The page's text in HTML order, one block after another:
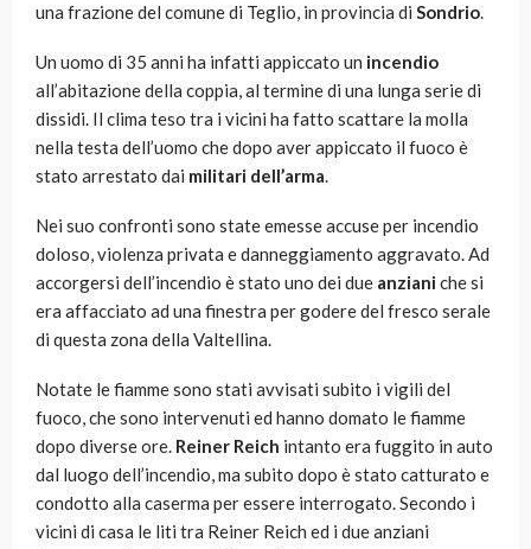
una frazione del comune di Teglio, in provincia di Sondrio.
Un uomo di 35 anni ha infatti appiccato un incendio
all’abitazione della coppia, al termine di una lunga serie di
dissidi. Il clima teso tra i vicini ha fatto scattare la molla
nella testa dell’uomo che dopo aver appiccato il fuoco è
stato arrestato dai militari dell’arma.
Nei suo confronti sono state emesse accuse per incendio
doloso, violenza privata e danneggiamento aggravato. Ad
accorgersi dell’incendio è stato uno dei due anzianiche si
era affacciato ad una finestra per godere del fresco serale
di questa zona della Valtellina.
Notate le fiamme sono stati avvisati subito i vigili del
fuoco, che sono intervenuti ed hanno domato le fiamme
dopo diverse ore. Reiner Reich intanto era fuggito in auto
dal luogo dell’incendio, ma subito dopo è stato catturato e
condotto alla caserma per essere interrogato. Secondo i
vicini di casa le liti tra Reiner Reich ed i due anziani